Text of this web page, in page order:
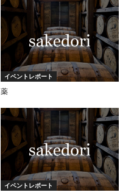
イベントレポート
薬
イベントレポート